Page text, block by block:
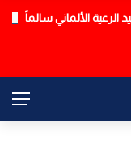
الألماني سالماً